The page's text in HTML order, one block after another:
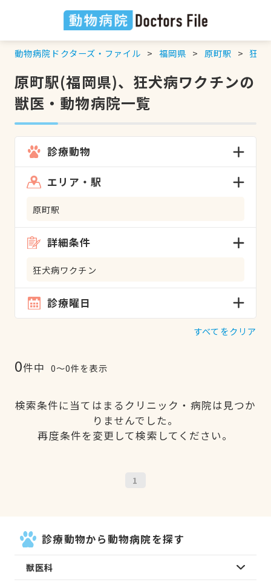
動物病院ドクターズ・ファイル 福岡県 原町駅 狂犬
原町駅(福岡県)、狂犬病ワクチンの
獣医・動物病院一覧
診療動物
エリア・駅
原町駅
詳細条件
狂犬病ワクチン
診療曜日
すべてをクリア
0件中 0〜0件を表示
検索条件に当てはまるクリニック・病院は見つか
りませんでした。
再度条件を変更して検索してください。
1
診療動物から動物病院を探す
獣医科